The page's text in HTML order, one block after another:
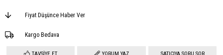
Fiyat Düşünce Haber Ver
Kargo Bedava
TAVSIYE ET YORUM YAZ SATICIYA SORU SOR